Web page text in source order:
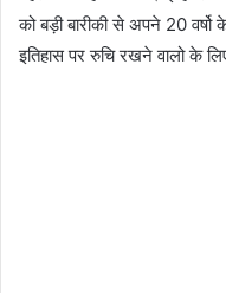
को बड़ी बारीकी से अपने 20 वर्षो
इतिहास पर रुचि रखने वालो के